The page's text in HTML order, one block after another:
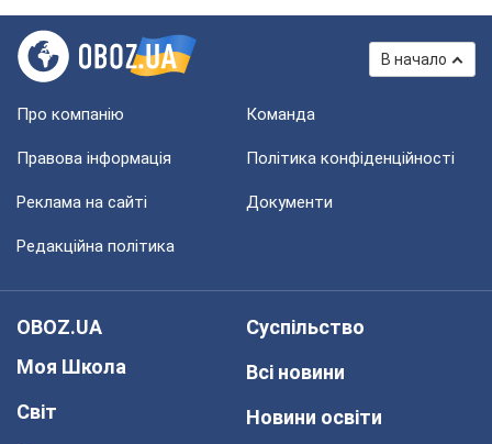
В начало
Про компанію Команда
Правова інформація Політика конфіденційності
Реклама на сайті Документи
Редакційна політика
OBOZ.UA
Моя Школа
Світ
Суспільство
Всі новини
Новини освіти